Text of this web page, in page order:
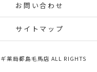
お問い合わせ
サイトマップ
薬局都島毛馬店 ALL RIGHTS